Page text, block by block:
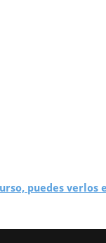
puedes verlos